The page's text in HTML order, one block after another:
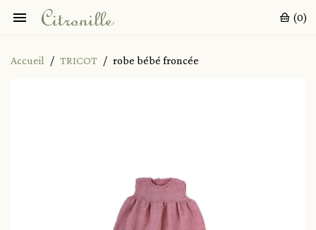
 (0)
Accueil TRICOT robe bébé froncée